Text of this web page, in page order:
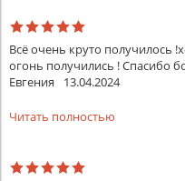
Всё очень круто получилось
огонь получились ! Спасибо
Евгения
13.04.2024
Читать полностью